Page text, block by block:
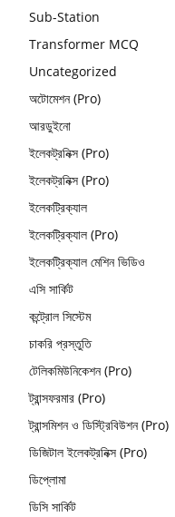
Sub-Station
Transformer MCQ
Uncategorized
অটোমেশন (Pro)
আরডুইনো
ইলেকট্রনিক্স (Pro)
ইলেকট্রনিক্স (Pro)
ইলেকট্রিক্যাল
ইলেকট্রিক্যাল (Pro)
ইলেকট্রিক্যাল মেশিন ভিডিও
এসি সার্কিট
কন্ট্রোল সিস্টেম
চাকরি প্রস্তুতি
টেলিকমিউনিকেশন (Pro)
ট্রান্সফরমার (Pro)
ট্রান্সমিশন ও ডিস্ট্রিবিউশন (Pro)
ডিজিটাল ইলেকট্রনিক্স (Pro)
ডিপ্লোমা
ডিসি সার্কিট